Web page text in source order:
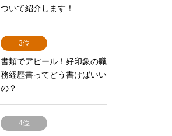
ついて紹介します！
3位
書類でアピール！好印象の職
務経歴書ってどう書けばいい
の？
4位